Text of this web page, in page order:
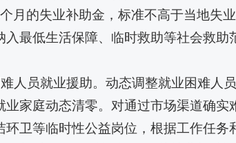
月的失业补助金，标准不高于当地失
入最低生活保障、临时救助等社会救
人员就业援助。动态调整就业困难人
业家庭动态清零。对通过市场渠道确
环卫等临时性公益岗位，根据工作任